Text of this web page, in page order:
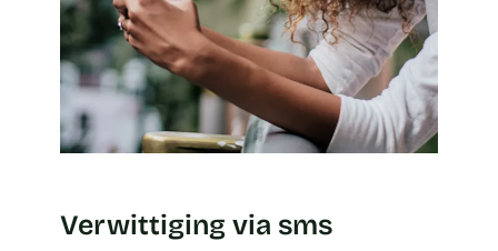
Verwittiging via sms